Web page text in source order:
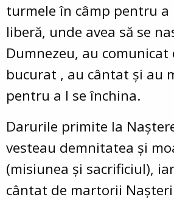
turmele în câmp pentru a
liberă, unde avea să se
Dumnezeu, au comunicat
bucurat , au cântat și au
pentru a I se închina.
Darurile primite la
vesteau demnitatea şi
(misiunea şi sacrificiul),
cântat de martorii